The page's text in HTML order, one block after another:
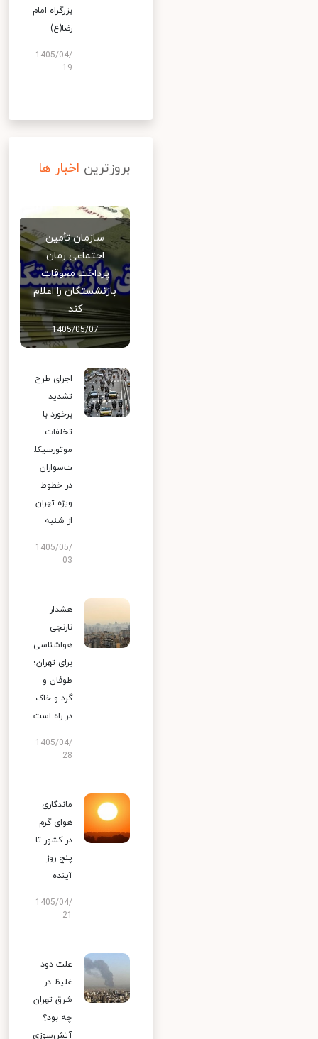
بزرگراه امام
رضا(ع)
1405/04/
19
بروزترین اخبار ها
سازمان تأمین
اجتماعی زمان
پرداخت معوقات
بازنشستگان را اعلام
کند
1405/05/07
اجرای طرح
تشدید
برخورد با
تخلفات
موتورسیکل
ت‌سواران
در خطوط
ویژه تهران
از شنبه
1405/05/
03
هشدار
نارنجی
هواشناسی
برای تهران؛
طوفان و
گرد و خاک
در راه است
1405/04/
28
ماندگاری
هوای گرم
در کشور تا
پنج روز
آینده
1405/04/
علت دود
غلیظ در
شرق تهران
چه بود؟
آتش‌سوزی